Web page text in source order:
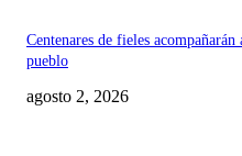
Centenares de fieles
pueblo
agosto 2, 2026